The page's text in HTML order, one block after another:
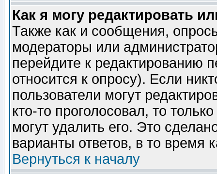
Как я могу редактировать
Также как и сообщения,
модераторы или
перейдите к редактированию
относится к опросу). Если
пользователи могут
кто-то проголосовал, то
могут удалить его. Это
варианты ответов, в то время
Вернуться к началу